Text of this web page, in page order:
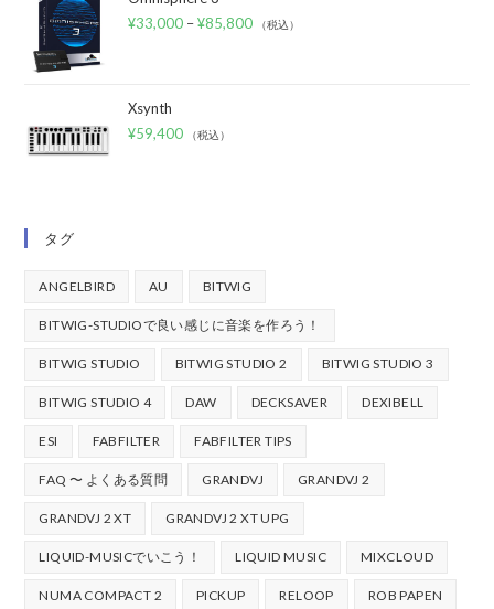
¥33,000 –¥85,800 （税込）
Xsynth
¥59,400 （税込）
タグ
ANGELBIRD AU BITWIG
BITWIG-STUDIOで良い感じに音楽を作ろう！
BITWIG STUDIO BITWIG STUDIO 2 BITWIG STUDIO 3
BITWIG STUDIO 4 DAW DECKSAVER DEXIBELL
ESI FABFILTER FABFILTER TIPS
FAQ 〜 よくある質問 GRANDVJ GRANDVJ 2
GRANDVJ 2 XT GRANDVJ 2 XT UPG
LIQUID-MUSICでいこう！ LIQUID MUSIC MIXCLOUD
NUMA COMPACT 2 PICKUP RELOOP ROB PAPEN